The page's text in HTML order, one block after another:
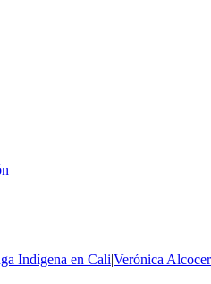
Indígena en Cali|Verónica Alcocer